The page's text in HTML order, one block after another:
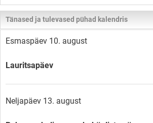
Tänased ja tulevased pühad kalendris
Esmaspäev 10. august
Lauritsapäev
Neljapäev 13. august